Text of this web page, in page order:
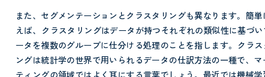
また、セグメンテーションとクラスタリングも異なります。簡単
えば、 クラスタリングはデータが持つそれぞれの類似性に基づ
ータを複数のグループに仕分ける処理のことを指します。 クラ
ングは統計学の世界で用いられるデータの仕訳方法の一種で、マ